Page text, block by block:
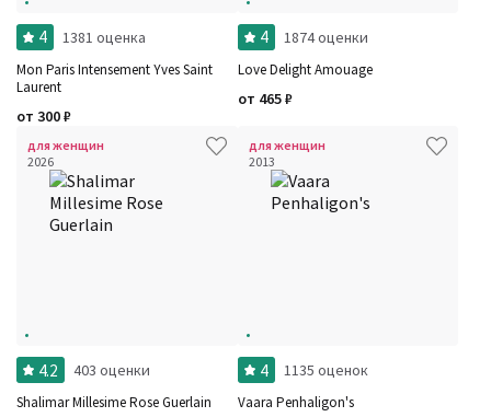
4 1381 оценка
Mon Paris Intensement Yves Saint
Laurent
от 300₽
4 1874 оценки
Love Delight Amouage
от 465₽
для женщин
2026
4.2 403 оценки
Shalimar Millesime Rose Guerlain
для женщин
2013
4 1135 оценок
Vaara Penhaligon's